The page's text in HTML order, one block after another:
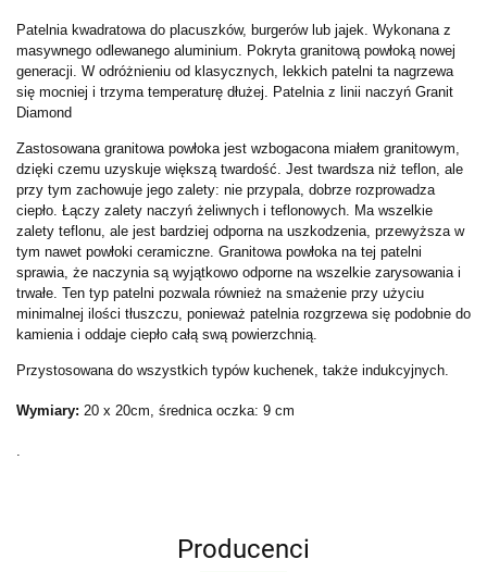
Patelnia kwadratowa do placuszków, burgerów lub jajek. Wykonana z
masywnego odlewanego aluminium. Pokryta granitową powłoką nowej
generacji. W odróżnieniu od klasycznych, lekkich patelni ta nagrzewa
się mocniej i trzyma temperaturę dłużej. Patelnia z linii naczyń Granit
Diamond
Zastosowana granitowa powłoka jest wzbogacona miałem granitowym,
dzięki czemu uzyskuje większą twardość. Jest twardsza niż teflon, ale
przy tym zachowuje jego zalety: nie przypala, dobrze rozprowadza
ciepło. Łączy zalety naczyń żeliwnych i teflonowych. Ma wszelkie
zalety teflonu, ale jest bardziej odporna na uszkodzenia, przewyższa w
tym nawet powłoki ceramiczne. Granitowa powłoka na tej patelni
sprawia, że naczynia są wyjątkowo odporne na wszelkie zarysowania i
trwałe. Ten typ patelni pozwala również na smażenie przy użyciu
minimalnej ilości tłuszczu, ponieważ patelnia rozgrzewa się podobnie do
kamienia i oddaje ciepło całą swą powierzchnią.
Przystosowana do wszystkich typów kuchenek, także indukcyjnych.
Wymiary: 20 x 20cm, średnica oczka: 9 cm
Producenci